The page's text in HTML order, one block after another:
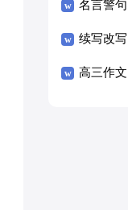
名言警句
续写改写
高三作文